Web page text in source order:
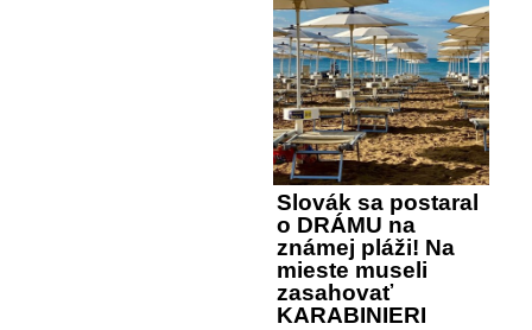
Slovák sa postaral
o DRÁMU na
známej pláži! Na
mieste museli
zasahovať
KARABINIERI